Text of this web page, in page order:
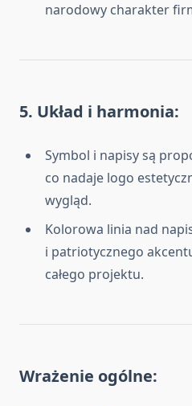
narodowy charakter
5. Układ i harmonia:
Symbol i napisy są
co nadaje logo
wygląd.
Kolorowa linia nad
i patriotycznego
całego projektu.
Wrażenie ogólne: